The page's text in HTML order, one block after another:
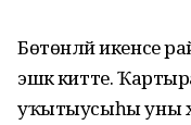
Бөтөнләй икенсе
эшкә китте.
уҡытыусыһы уны